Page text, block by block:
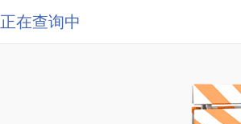
正在查询中